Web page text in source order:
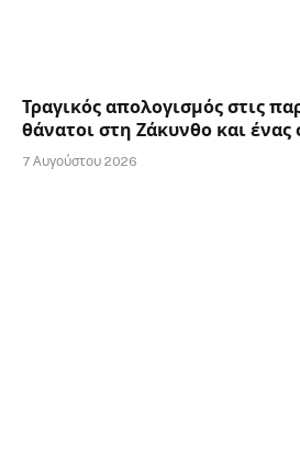
Τραγικός απολογισμός στις
θάνατοι στη Ζάκυνθο και ένας
7 Αυγούστου 2026